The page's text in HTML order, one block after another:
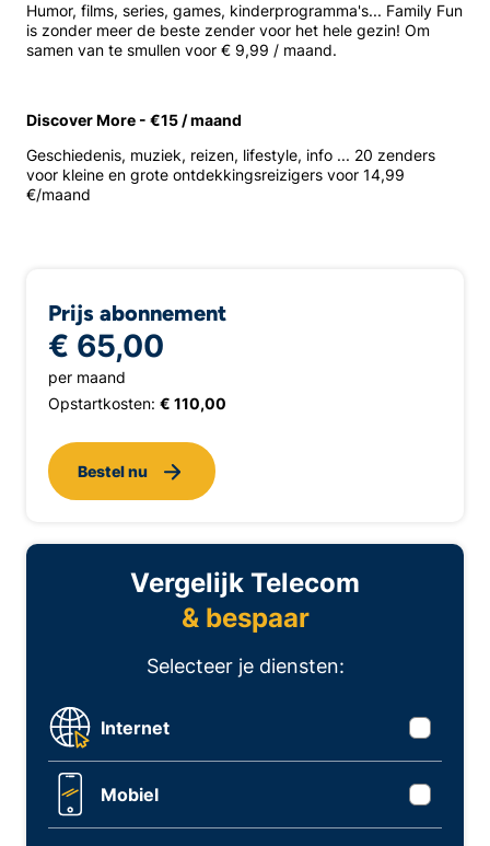
Humor, films, series, games, kinderprogramma's... Family Fun
is zonder meer de beste zender voor het hele gezin! Om
samen van te smullen voor € 9,99 / maand.
Discover More - €15 / maand
Geschiedenis, muziek, reizen, lifestyle, info ... 20 zenders
voor kleine en grote ontdekkingsreizigers voor 14,99
€/maand
Prijs abonnement
€ 65,00
per maand
Opstartkosten: € 110,00
Bestel nu
Vergelijk Telecom
& bespaar
Selecteer je diensten:
Internet
Mobiel